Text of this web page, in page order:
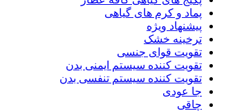
پماد و کرم های گیاهی
پیشنهاد ویژه
ترخینه خشک
تقویت قوای جنسی
تقویت کننده سیستم ایمنی بدن
تقویت کننده سیستم تنفسی بدن
جا عودی
چاقی